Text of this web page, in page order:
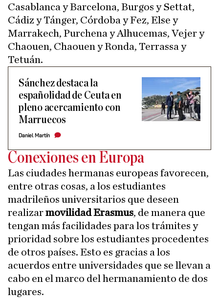
Casablanca y Barcelona, Burgos y Settat,
Cádiz y Tánger, Córdoba y Fez, Else y
Marrakech, Purchena y Alhucemas, Vejer y
Chaouen, Chaouen y Ronda, Terrassa y
Tetuán.
Sánchez destaca la
españolidad de Ceuta en
pleno acercamiento con
Marruecos
Daniel Martín
Conexiones en Europa
Las ciudades hermanas europeas favorecen,
entre otras cosas, a los estudiantes
madrileños universitarios que deseen
realizarmovilidad Erasmus, de manera que
tengan más facilidades para los trámites y
prioridad sobre los estudiantes procedentes
de otros países. Esto es gracias a los
acuerdos entre universidades que se llevan a
cabo en el marco del hermanamiento de dos
lugares.